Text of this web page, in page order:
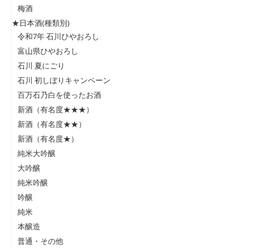
梅酒
★日本酒(種類別)
令和7年 石川ひやおろし
富山県ひやおろし
石川 夏にごり
石川 初しぼりキャンペーン
百万石乃白を使ったお酒
新酒（有名度★★★）
新酒（有名度★★）
新酒（有名度★）
純米大吟醸
大吟醸
純米吟醸
吟醸
純米
本醸造
普通・その他